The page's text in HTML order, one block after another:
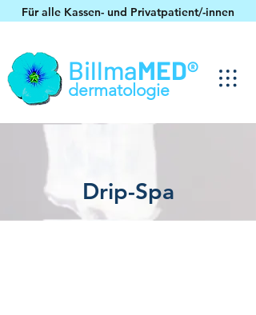
dermatologie
BillmaMED®
Für alle Kassen- und Privatpatient/-innen
Drip-Spa